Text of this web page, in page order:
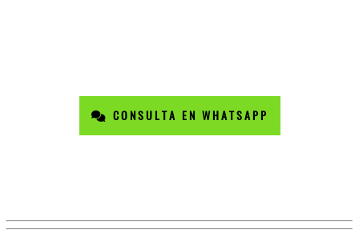
CONSULTA EN WHATSAPP